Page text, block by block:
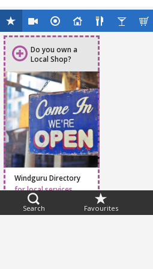
Search Favourites
Do you own a
Local Shop?
Windguru Directory
for local services